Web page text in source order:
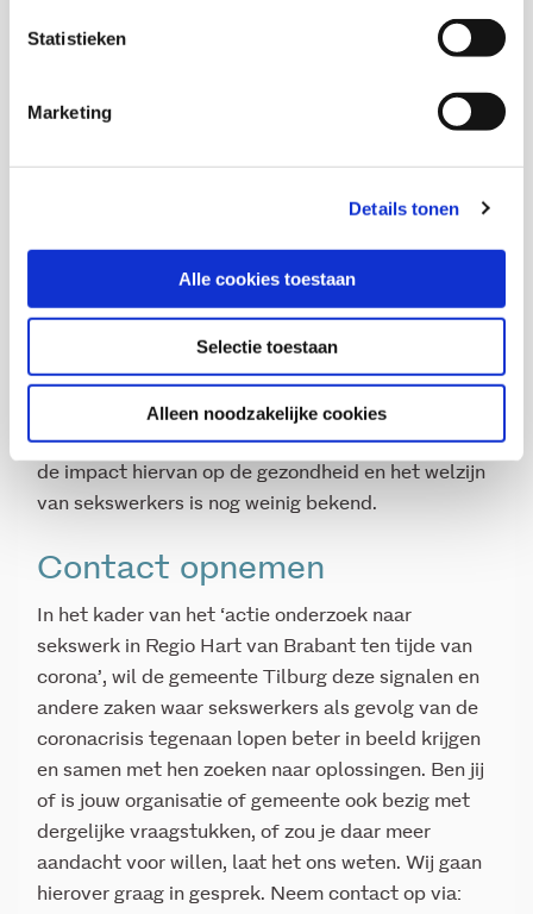
Statistieken
Marketing
Details tonen
Alle cookies toestaan
Selectie toestaan
Alleen noodzakelijke cookies
Zo zijn er signalen dat klanten misbruik maakten
van de economische nood waar veel sekswerkers
weggevallen waren, en zij acuut geld nodig hadden,
vroegen klanten bijvoorbeeld om seksuele diensten
voor minimale financiële vergoeding of seksuele
diensten die over de grenzen van sekswerkers heen
gingen. Hierbij valt onder meer te denken aan
seksueel contact zonder voorbehoedsmiddelen en
een denigrerende omgang met sekswerkers. Over
de impact hiervan op de gezondheid en het welzijn
van sekswerkers is nog weinig bekend.
Contact opnemen
In het kader van het ‘actie onderzoek naar
sekswerk in Regio Hart van Brabant ten tijde van
corona’, wil de gemeente Tilburg deze signalen en
andere zaken waar sekswerkers als gevolg van de
coronacrisis tegenaan lopen beter in beeld krijgen
en samen met hen zoeken naar oplossingen. Ben jij
of is jouw organisatie of gemeente ook bezig met
dergelijke vraagstukken, of zou je daar meer
aandacht voor willen, laat het ons weten. Wij gaan
hierover graag in gesprek. Neem contact op via: